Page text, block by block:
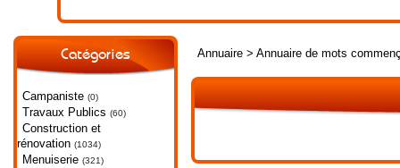
Catégories
Campaniste (0)
Travaux Publics (60)
Construction et
rénovation (1034)
Menuiserie (321)
Annuaire > Annuaire de mots